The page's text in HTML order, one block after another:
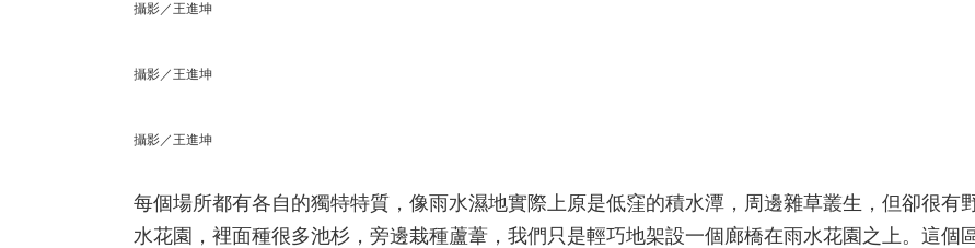
攝影／王進坤
攝影／王進坤
攝影／王進坤
每個場所都有各自的獨特特質，像雨水濕地實際上原是低窪的積水潭，周邊雜草叢生，但卻很有
水花園，裡面種很多池杉，旁邊栽種蘆葦，我們只是輕巧地架設一個廊橋在雨水花園之上。這個